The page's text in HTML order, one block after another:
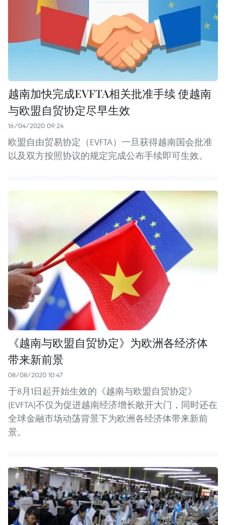
越南加快完成EVFTA相关批准手续 使越南
与欧盟自贸协定尽早生效
16/04/2020 09:24
欧盟自由贸易协定（EVFTA）一旦获得越南国会批准
以及双方按照协议的规定完成公布手续即可生效。
《越南与欧盟自贸协定》为欧洲各经济体
带来新前景
08/08/2020 10:47
于8月1日起开始生效的《越南与欧盟自贸协定》
(EVFTA)不仅为促进越南经济增长敞开大门，同时还在
全球金融市场动荡背景下为欧洲各经济体带来新前
景。